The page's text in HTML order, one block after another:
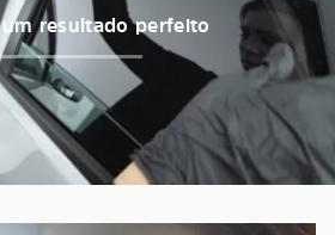
resultado perfeito